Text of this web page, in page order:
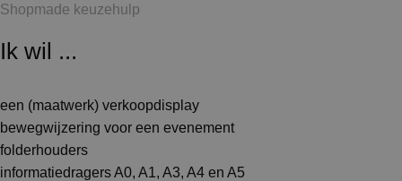
Shopmade keuzehulp
Ik wil ...
een (maatwerk) verkoopdisplay
bewegwijzering voor een evenement
folderhouders
informatiedragers A0, A1, A3, A4 en A5